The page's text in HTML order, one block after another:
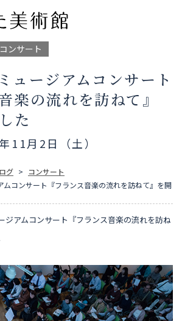
コンサート
ュージアムコンサート
楽の流れを訪ねて』
た
11月2日（土）
グ
コンサート
ムコンサート『フランス音楽の流れを訪ねて』を開
ジアムコンサート『フランス音楽の流れを訪ね